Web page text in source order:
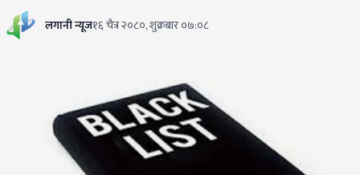
लगानी न्यूज१६ चैत्र २०८०, शुक्रबार ०७:०८